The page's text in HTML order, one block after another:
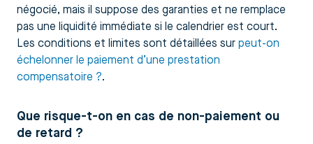
négocié, mais il suppose des garanties et ne remplace
pas une liquidité immédiate si le calendrier est court.
Les conditions et limites sont détaillées sur peut-on
échelonner le paiement d’une prestation
compensatoire ?.
Que risque-t-on en cas de non-paiement ou
de retard ?